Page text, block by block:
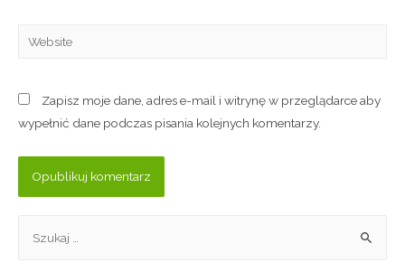
Zapisz moje dane, adres e-mail i witrynę w przeglądarce aby
wypełnić dane podczas pisania kolejnych komentarzy.